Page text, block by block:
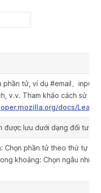
phần tử, ví dụ #email、
v.v. Tham khảo cách sử
docs/Learn/
được lưu dưới dạng đối tượng
Chọn phần tử theo thứ tự cố
khoảng: Chọn ngẫu